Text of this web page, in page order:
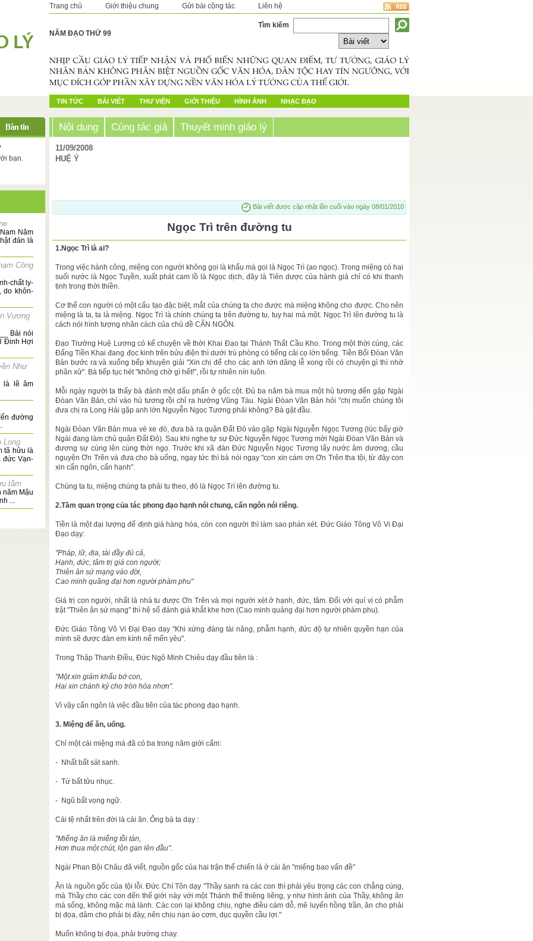
Trang chủ Giới thiệu chung Gửi bài cộng tác Liên hệ
NĂM ĐẠO THỨ 99
Tìm kiếm
TIN TỨC BÀI VIẾT THƯ VIỆN GIỚI THIỆU HÌNH ẢNH NHẠC ĐẠO
bạn.
Năm
đản là
Công
chất ly-
do khôn-
Vương
Bài nói
Đinh Hợi
Như
là lẽ âm
đường
Long
tã hửu là
đức Vạn-
tầm
năm Mậu
...
Nội dung Cùng tác giả Thuyết minh giáo lý
11/09/2008
HUỆ Ý
Bài viết được cập nhật lần cuối vào ngày 08/01/2010
Ngọc Trì trên đường tu
1.Ngọc Trì là ai?
Trong việc hành công, miệng con người không gọi là khẩu mà gọi là Ngọc Trì (ao ngọc). Trong miệng có hai
suối nước là Ngọc Tuyền, xuất phát cam lồ là Ngọc dịch, đây là Tiên dược của hành giả chỉ có khi thanh
tịnh trong thời thiền.
Cơ thể con người có một cấu tạo đặc biệt, mắt của chúng ta cho được mà miệng không cho được. Cho nên
miệng là ta, ta là miệng. Ngọc Trì là chính chúng ta trên đường tu, tuy hai mà một. Ngọc Trì lên đường tu là
cách nói hình tượng nhân cách của chủ đề CẨN NGÔN.
Đạo Trưởng Huệ Lương có kể chuyện về thời Khai Đạo tại Thánh Thất Cầu Kho. Trong một thời cúng, các
Đấng Tiền Khai đang đọc kinh trên bửu điện thì dưới trù phòng có tiếng cải cọ lớn tiếng. Tiền Bối Đòan Văn
Bản bước ra và xuống bếp khuyên giải "Xin chị để cho các anh lớn dâng lễ xong rồi có chuyện gì thì nhờ
phân xử". Bà tiếp tục hét "không chờ gì hết!", rồi tự nhiên nín luôn.
Mỗi ngày người ta thấy bà đánh một dấu phấn ở gốc cột. Đủ ba năm bà mua một hủ tương đến gặp Ngài
Đòan Văn Bản, chỉ vào hủ tương rồi chỉ ra hướng Vũng Tàu. Ngài Đòan Văn Bản hỏi "chị muốn chúng tôi
đưa chị ra Long Hải gặp anh lớn Nguyễn Ngọc Tương phải không? Bà gật đầu.
Ngài Đòan Văn Bản mua vé xe đò, đưa bà ra quận Đất Đỏ vào gặp Ngài Nguyễn Ngọc Tương (lúc bấy giờ
Ngài đang làm chủ quận Đất Đỏ). Sau khi nghe tự sự Đức Nguyễn Ngọc Tương mời Ngài Đòan Văn Bản và
đương sự cùng lên cúng thời ngọ. Trước khi xã đàn Đức Nguyễn Ngọc Tương lấy nước âm dương, cầu
nguyện Ơn Trên và đưa cho bà uống, ngay tức thì bà nói ngay "con xin cám ơn Ơn Trên tha tội, từ đây con
xin cẩn ngôn, cẩn hạnh".
Chúng ta tu, miệng chúng ta phải tu theo, đó là Ngọc Trì lên đường tu.
2.Tầm quan trọng của tác phong đạo hạnh nói chung, cẩn ngôn nói riêng.
Tiền là một đại lượng để định giá hàng hóa, còn con người thì làm sao phán xét. Đức Giáo Tông Vô Vi Đại
Đạo dạy:
"Pháp, lữ, địa, tài đầy đủ cả,
Hạnh, đức, tâm trị giá con người;
Thiên ân sứ mạng vào đời,
Cao minh quãng đại hơn người phàm phu"
Giá trị con người, nhất là nhà tu được Ơn Trên và mọi người xét ở hạnh, đức, tâm. Đối với quí vị có phẫm
trật "Thiên ân sứ mạng" thì hệ số đánh giá khắt khe hơn (Cao minh quảng đại hơn người phàm phu).
Đức Giáo Tông Vô Vi Đại Đạo dạy "Khi xứng đáng tài năng, phẫm hạnh, đức độ tự nhiên quyền hạn của
mình sẽ được đàn em kính nể mến yêu".
Trong Thập Thanh Điều, Đức Ngô Minh Chiêu dạy đầu tiên là :
"Một xin giảm khẩu bớ con,
Hai xin chánh kỷ cho tròn hóa nhơn".
Vì vậy cẩn ngôn là việc đầu tiên của tác phong đạo hạnh.
3. Miệng để ăn, uống.
Chỉ một cái miệng mà đã có ba trong năm giới cấm:
- Nhất bất sát sanh.
- Tứ bất tửu nhục.
- Ngũ bất vọng ngữ.
Cái tệ nhất trên đời là cái ăn. Ông bà ta dạy :
"Miếng ăn là miếng tồi tàn,
Hơn thua một chút, lộn gan lên đầu".
Ngài Phan Bội Châu đã viết, nguồn gốc của hai trận thế chiến là ở cái ăn "miếng bao vấn đề"
Ăn là nguồn gốc của tội lỗi. Đức Chí Tôn dạy "Thầy sanh ra các con thì phải yêu trọng các con chẳng cùng,
mà Thầy cho các con đến thế giới này với một Thánh thể thiêng liêng, y như hình ảnh của Thầy, không ăn
mà sống, không mặc mà lành. Các con lại không chịu, nghe điều cám dỗ, mê luyến hồng trần, ăn cho phải
bị đọa, dâm cho phải bị đày, nên chịu nạn áo cơm, dục quyền cầu lợi."
Muốn không bị đọa, phải trường chay.